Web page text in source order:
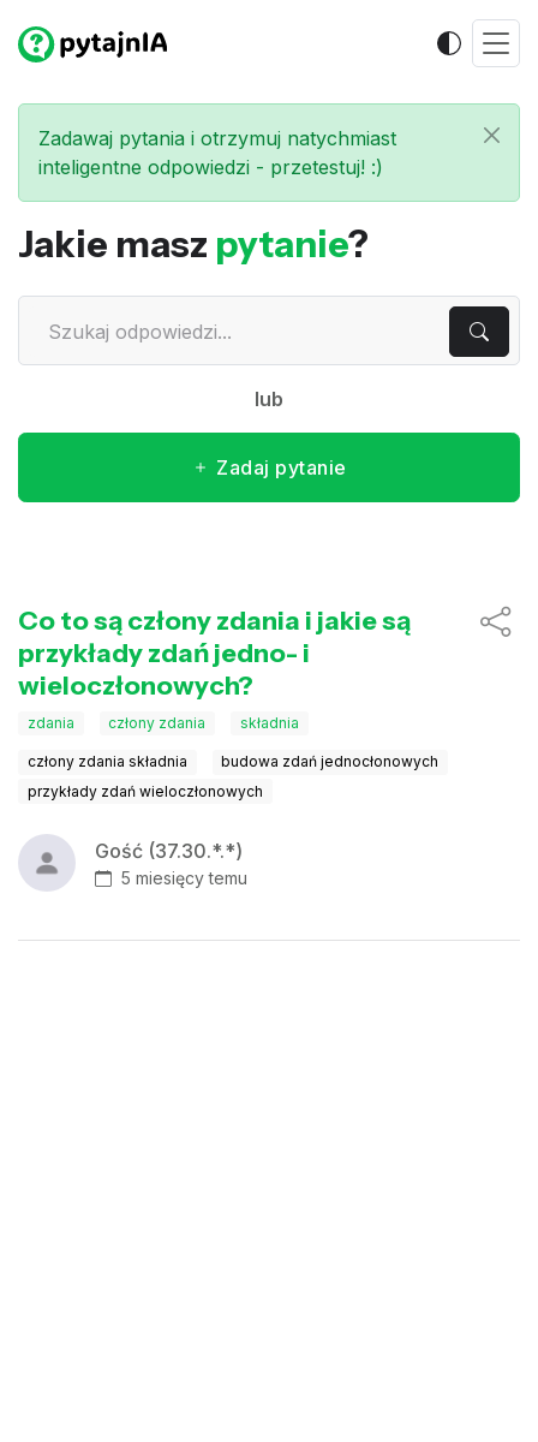
Zadawaj pytania i otrzymuj natychmiast
inteligentne odpowiedzi - przetestuj! :)
Jakie masz pytanie?
lub
Zadaj pytanie
Co to są człony zdania i jakie są
przykłady zdań jedno- i
wieloczłonowych?
zdania człony zdania składnia
człony zdania składnia
budowa zdań jednocłonowych
przykłady zdań wieloczłonowych
Gość (37.30.*.*)
5 miesięcy temu